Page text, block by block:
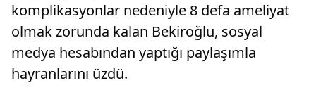
komplikasyonlar nedeniyle 8 defa ameliyat
olmak zorunda kalan Bekiroğlu, sosyal
medya hesabından yaptığı paylaşımla
hayranlarını üzdü.